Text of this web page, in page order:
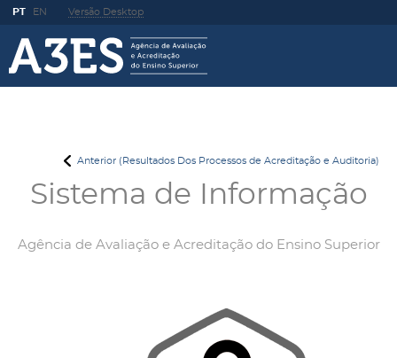
PT EN Versão Desktop
Anterior (Resultados Dos Processos de Acreditação e Auditoria)
Sistema de Informação
Agência de Avaliação e Acreditação do Ensino Superior